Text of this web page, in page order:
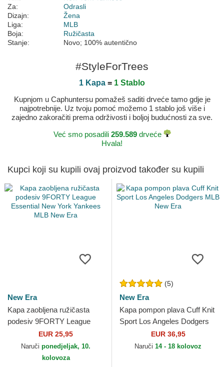
Za:
Odrasli
Dizajn:
Žena
Liga:
MLB
Boja:
Ružičasta
Stanje:
Novo; 100% autentično
#StyleForTrees
1 Kapa = 1 Stablo
Kupnjom u Caphuntersu pomažeš saditi drveće tamo gdje je
najpotrebnije. Uz tvoju pomoć možemo 1 stablo još više i
zajedno zakoračiti prema održivosti i boljoj budućnosti za sve.
Već smo posadili 259.589drveće
Hvala!
Kupci koji su kupili ovaj proizvod također su kupili
New Era
Kapa zaobljena ružičasta
podesiv 9FORTY League
Essential New York Yankees
MLB New Era
EUR 25,95
Naruči ponedjeljak, 10.
kolovoza
(5)
New Era
Kapa pompon plava Cuff Knit
Sport Los Angeles Dodgers
MLB New EraEUR 36,95
Naruči 14 - 18 kolovoz